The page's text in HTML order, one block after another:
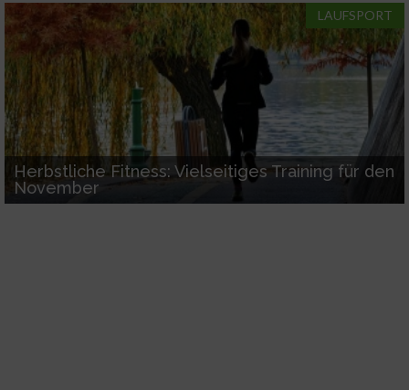
LAUFSPORT
Herbstliche Fitness: Vielseitiges Training für den
November
Werbung